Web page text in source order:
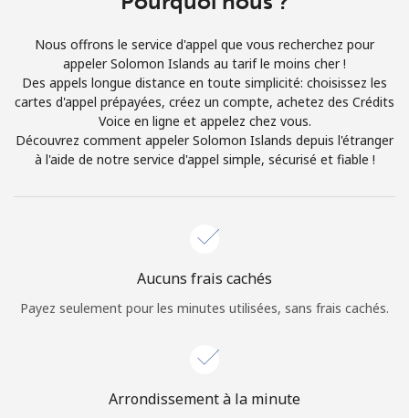
Conditions générales.
S'inscrire
Bonjour!
Nous offrons le service d'appel que vous recherchez pour
appeler Solomon Islands au tarif le moins cher !
Des appels longue distance en toute simplicité: choisissez les
cartes d'appel prépayées, créez un compte, achetez des Crédits
Voice en ligne et appelez chez vous.
Découvrez comment appeler Solomon Islands depuis l'étranger
à l'aide de notre service d'appel simple, sécurisé et fiable !
Aucuns frais cachés
Payez seulement pour les minutes utilisées, sans frais cachés.
Arrondissement à la minute